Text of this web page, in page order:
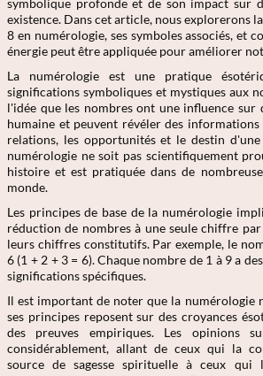
existence. Dans cet article, nous explorerons
8 en numérologie, ses symboles associés, et
énergie peut être appliquée pour améliorer
La numérologie est une pratique
significations symboliques et mystiques aux
l'idée que les nombres ont une influence sur
humaine et peuvent révéler des
relations, les opportunités et le destin
numérologie ne soit pas scientifiquement
histoire et est pratiquée dans de
monde.
Les principes de base de la numérologie
réduction de nombres à une seule chiffre
leurs chiffres constitutifs. Par exemple, le
6 (1 + 2 + 3 = 6). Chaque nombre de 1 à 9 a
significations spécifiques.
Il est important de noter que la numérologie
ses principes reposent sur des croyances
des preuves empiriques. Les opinions
considérablement, allant de ceux qui la
source de sagesse spirituelle à ceux qui